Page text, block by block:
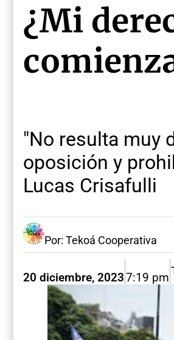
¿Mi
"No resulta muy
oposición y
Lucas Crisafulli
Por: Tekoá Cooperativa
20 diciembre, 20237:19 pm